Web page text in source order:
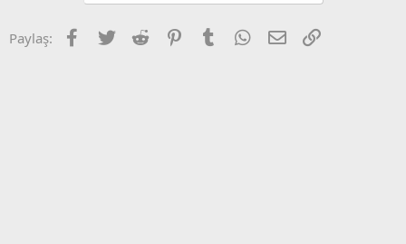
Paylaş: Facebook
Twitter Reddit PinterestTumblr WhatsApp
E-posta